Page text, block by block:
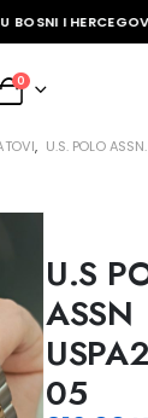
I
0
, U.S. POLO ASSN.
U.S
ASSN
05